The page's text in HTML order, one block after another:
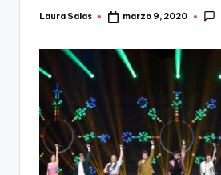
Publicado
Laura Salas marzo 9, 2020